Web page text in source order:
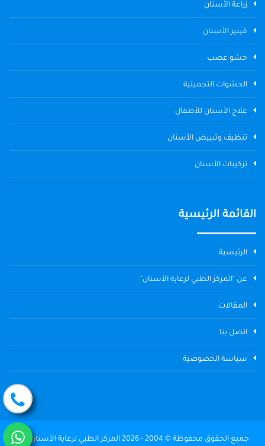
زراعة الأسنان
ڤينير الأسنان
حشو عصب
الحشوات التجميلية
علاج الأسنان للأطفال
تنظيف وتبييض الأسنان
تركيبات الأسنان
القائمة الرئيسية
الرئيسية
عن "المركز الطبي لرعاية الأسنان"
المقالات
اتصل بنا
سياسة الخصوصية
جميع الحقوق محفوظة © 2004 - 2026 المركز الطبي لرعاية الأسنان The